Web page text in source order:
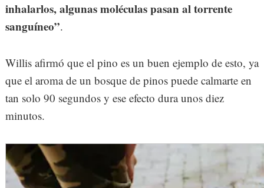
inhalarlos, algunas moléculas pasan al torrente
sanguíneo”.
Willis afirmó que el pino es un buen ejemplo de esto, ya
que el aroma de un bosque de pinos puede calmarte en
tan solo 90 segundos y ese efecto dura unos diez
minutos.